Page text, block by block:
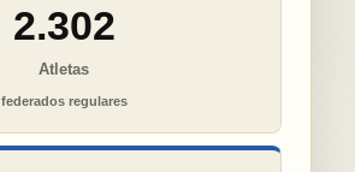
2.302
Atletas
federados regulares